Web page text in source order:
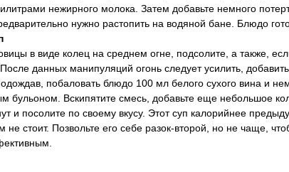
нежирного молока. Затем добавьте немного
нужно растопить на водяной бане. Блюдо
в виде колец на среднем огне, подсолите, а также,
данных манипуляций огонь следует усилить, добавить
побаловать блюдо 100 мл белого сухого вина и
бульоном. Вскипятите смесь, добавьте еще небольшое
и посолите по своему вкусу. Этот суп калорийнее
не стоит. Позвольте его себе разок-второй, но не чаще,